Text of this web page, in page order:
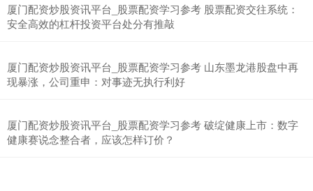
厦门配资炒股资讯平台_股票配资学习参考 股票配资交往系统：
安全高效的杠杆投资平台处分有推敲
厦门配资炒股资讯平台_股票配资学习参考 山东墨龙港股盘中再
现暴涨，公司重申：对事迹无执行利好
厦门配资炒股资讯平台_股票配资学习参考 破绽健康上市：数字
健康赛说念整合者，应该怎样订价？